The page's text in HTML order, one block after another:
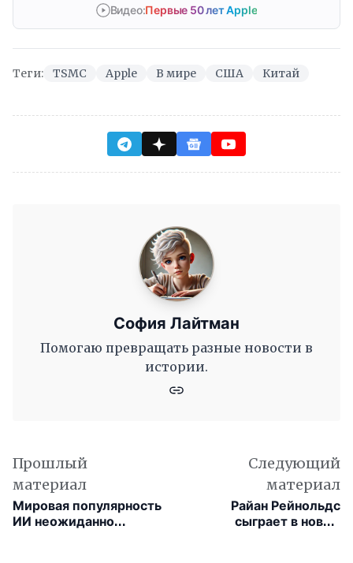
Видео:Первые 50 лет Apple
Теги: TSMC Apple В мире США Китай
София Лайтман
Помогаю превращать разные новости в
истории.
Прошлый
материал
Мировая популярность
ИИ неожиданно
Следующий
материал
Райан Рейнольдс
сыграет в новом